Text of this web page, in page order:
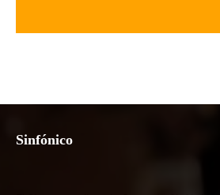
Sinfónico